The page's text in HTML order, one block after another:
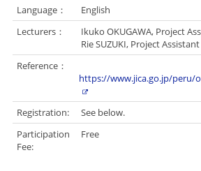
Language：
English
Lecturers：
Ikuko OKUGAWA, Project
Rie SUZUKI, Project
Reference：
https://www.jica.go.jp/peru/
Registration:
See below.
Participation
Fee:
Free